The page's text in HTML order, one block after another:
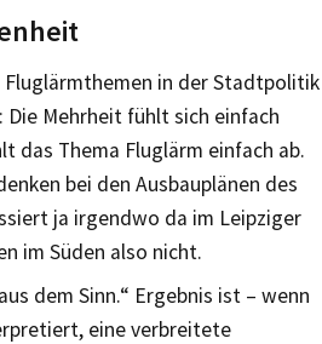
Fluglärmthemen in der Stadtpolitik
Mehrheit fühlt sich einfach
das Thema Fluglärm einfach ab.
bei den Ausbauplänen des
ja irgendwo da im Leipziger
im Süden also nicht.
dem Sinn.“ Ergebnis ist – wenn
eine verbreitete